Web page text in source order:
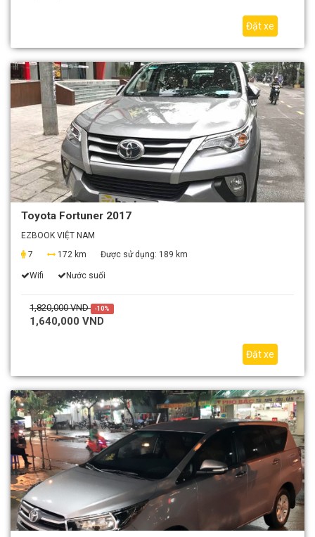
Đặt xe
Toyota Fortuner 2017
EZBOOK VIỆT NAM
7
172 km Được sử dụng: 189 km
Wifi Nước suối
1,820,000 VND -10%
1,640,000 VND
Đặt xe